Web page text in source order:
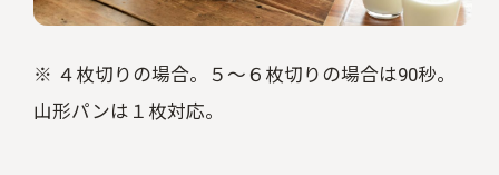
※ ４枚切りの場合。５～６枚切りの場合は90秒。
山形パンは１枚対応。